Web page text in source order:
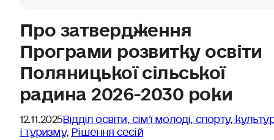
Про затвердження
Програми розвитку освіти
Поляницької сільської
радина 2026-2030 роки
12.11.2025Відділ освіти, сімʼї молоді, спорту,
і туризму,Рішення сесій